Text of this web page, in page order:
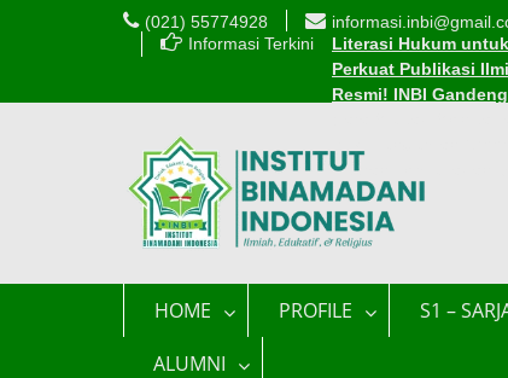
(021) 55774928
Informasi Terkini
Literasi Hukum
Perkuat Publikasi
Resmi! INBI
Edaran Perkuliahan
HOME PROFILE S1 –
ALUMNI